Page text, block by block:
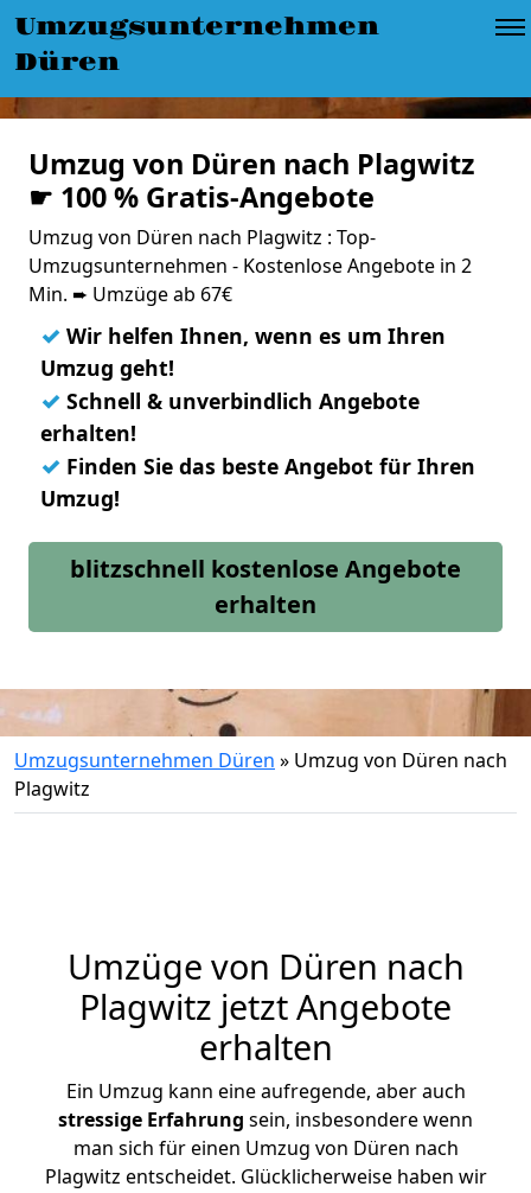
Umzugsunternehmen
Düren
Umzug von Düren nach Plagwitz
☛ 100 % Gratis-Angebote
Umzug von Düren nach Plagwitz : Top-
Umzugsunternehmen - Kostenlose Angebote in 2
Min. ➨ Umzüge ab 67€
✓ Wir helfen Ihnen, wenn es um Ihren
Umzug geht!
✓ Schnell & unverbindlich Angebote
erhalten!
✓ Finden Sie das beste Angebot für Ihren
Umzug!
blitzschnell kostenlose Angebote
erhalten
Umzugsunternehmen Düren » Umzug von Düren nach
Plagwitz
Umzüge von Düren nach
Plagwitz jetzt Angebote
erhalten
Ein Umzug kann eine aufregende, aber auch
stressige Erfahrung sein, insbesondere wenn
man sich für einen Umzug von Düren nach
Plagwitz entscheidet. Glücklicherweise haben wir